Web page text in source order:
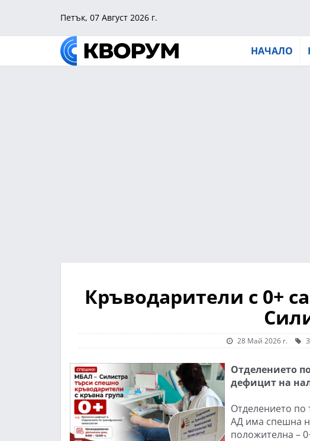
Петък, 07 Август 2026 г.
НАЧАЛО
Кръводарители с 0+
28 Май 2026 г.
Отделението
дефицит на
Отделението по
АД има спешна
положителна –